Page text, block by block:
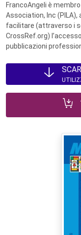
FrancoAngeli è
Association, Inc
facilitare (attraverso i
CrossRef.org)
pubblicazioni